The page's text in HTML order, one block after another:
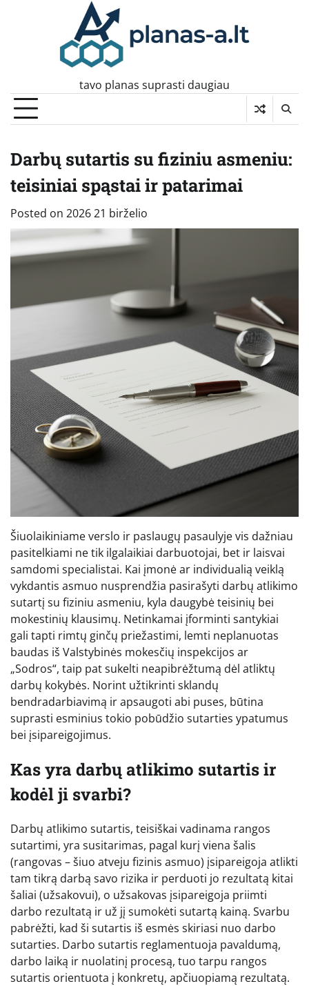
tavo planas suprasti daugiau
Darbų sutartis su fiziniu asmeniu:
teisiniai spąstai ir patarimai
Posted on 2026 21 birželio
Šiuolaikiniame verslo ir paslaugų pasaulyje vis dažniau
pasitelkiami ne tik ilgalaikiai darbuotojai, bet ir laisvai
samdomi specialistai. Kai įmonė ar individualią veiklą
vykdantis asmuo nusprendžia pasirašyti darbų atlikimo
sutartį su fiziniu asmeniu, kyla daugybė teisinių bei
mokestinių klausimų. Netinkamai įforminti santykiai
gali tapti rimtų ginčų priežastimi, lemti neplanuotas
baudas iš Valstybinės mokesčių inspekcijos ar
„Sodros“, taip pat sukelti neapibrėžtumą dėl atliktų
darbų kokybės. Norint užtikrinti sklandų
bendradarbiavimą ir apsaugoti abi puses, būtina
suprasti esminius tokio pobūdžio sutarties ypatumus
bei įsipareigojimus.
Kas yra darbų atlikimo sutartis ir
kodėl ji svarbi?
Darbų atlikimo sutartis, teisiškai vadinama rangos
sutartimi, yra susitarimas, pagal kurį viena šalis
(rangovas – šiuo atveju fizinis asmuo) įsipareigoja atlikti
tam tikrą darbą savo rizika ir perduoti jo rezultatą kitai
šaliai (užsakovui), o užsakovas įsipareigoja priimti
darbo rezultatą ir už jį sumokėti sutartą kainą. Svarbu
pabrėžti, kad ši sutartis iš esmės skiriasi nuo darbo
sutarties. Darbo sutartis reglamentuoja pavaldumą,
darbo laiką ir nuolatinį procesą, tuo tarpu rangos
sutartis orientuota į konkretų, apčiuopiamą rezultatą.